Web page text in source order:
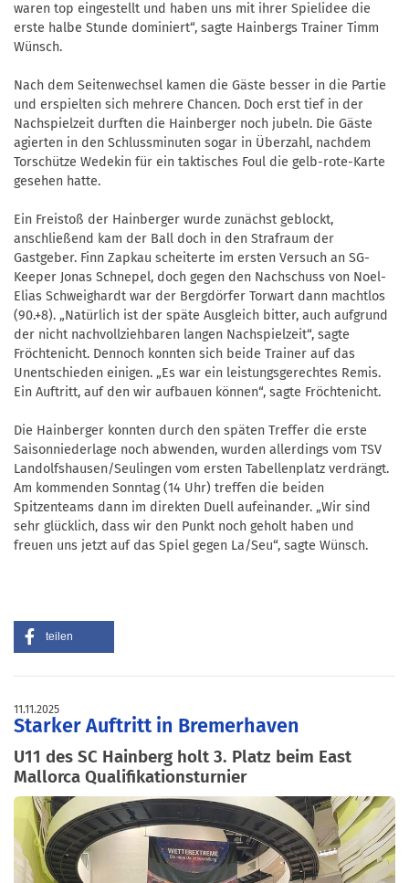
waren top eingestellt und haben uns mit ihrer Spielidee die
erste halbe Stunde dominiert“, sagte Hainbergs Trainer Timm
Wünsch.
Nach dem Seitenwechsel kamen die Gäste besser in die Partie
und erspielten sich mehrere Chancen. Doch erst tief in der
Nachspielzeit durften die Hainberger noch jubeln. Die Gäste
agierten in den Schlussminuten sogar in Überzahl, nachdem
Torschütze Wedekin für ein taktisches Foul die gelb-rote-Karte
gesehen hatte.
Ein Freistoß der Hainberger wurde zunächst geblockt,
anschließend kam der Ball doch in den Strafraum der
Gastgeber. Finn Zapkau scheiterte im ersten Versuch an SG-
Keeper Jonas Schnepel, doch gegen den Nachschuss von Noel-
Elias Schweighardt war der Bergdörfer Torwart dann machtlos
(90.+8). „Natürlich ist der späte Ausgleich bitter, auch aufgrund
der nicht nachvollziehbaren langen Nachspielzeit“, sagte
Fröchtenicht. Dennoch konnten sich beide Trainer auf das
Unentschieden einigen. „Es war ein leistungsgerechtes Remis.
Ein Auftritt, auf den wir aufbauen können“, sagte Fröchtenicht.
Die Hainberger konnten durch den späten Treffer die erste
Saisonniederlage noch abwenden, wurden allerdings vom TSV
Landolfshausen/Seulingen vom ersten Tabellenplatz verdrängt.
Am kommenden Sonntag (14 Uhr) treffen die beiden
Spitzenteams dann im direkten Duell aufeinander. „Wir sind
sehr glücklich, dass wir den Punkt noch geholt haben und
freuen uns jetzt auf das Spiel gegen La/Seu“, sagte Wünsch.
teilen
11.11.2025
Starker Auftritt in Bremerhaven
U11 des SC Hainberg holt 3. Platz beim East
Mallorca Qualifikationsturnier